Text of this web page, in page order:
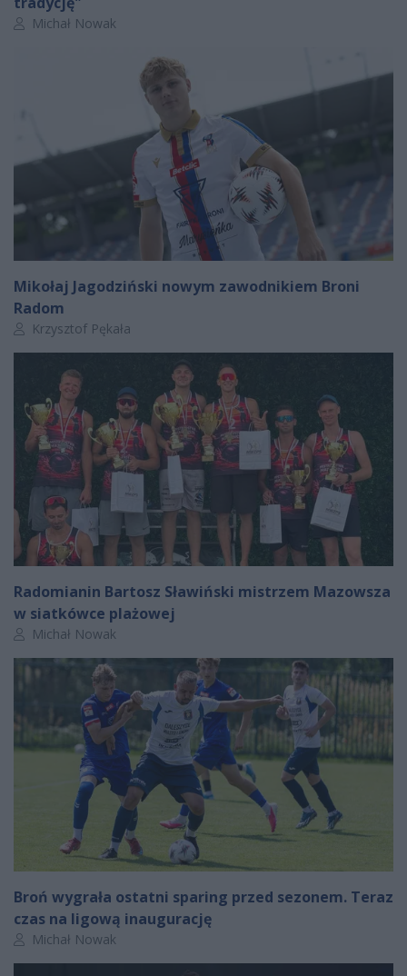
Autor artykułu:
Michał Nowak
Mikołaj Jagodziński nowym zawodnikiem Broni
Radom
Autor artykułu:
Krzysztof Pękała
Radomianin Bartosz Sławiński mistrzem Mazowsza
w siatkówce plażowej
Autor artykułu:
Michał Nowak
Broń wygrała ostatni sparing przed sezonem. Teraz
czas na ligową inaugurację
Autor artykułu:
Michał Nowak